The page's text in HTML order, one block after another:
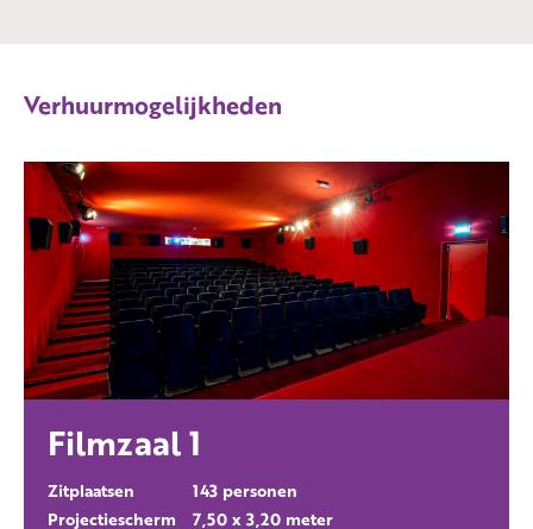
Verhuurmogelijkheden
Filmzaal 1
Zitplaatsen
143 personen
Projectiescherm
7,50 x 3,20 meter